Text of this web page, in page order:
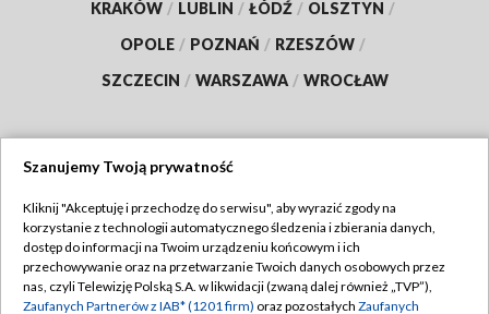
KRAKÓW / LUBLIN / ŁÓDŹ / OLSZTYN /
OPOLE / POZNAŃ / RZESZÓW /
SZCZECIN / WARSZAWA / WROCŁAW
TVP
Abonament TVP
Emisja w TVP
Regulamin TVP
Polityka prywatności
Szanujemy Twoją prywatność
Kliknij "Akceptuję i przechodzę do serwisu", aby wyrazić zgody na
korzystanie z technologii automatycznego śledzenia i zbierania danych,
dostęp do informacji na Twoim urządzeniu końcowym i ich
przechowywanie oraz na przetwarzanie Twoich danych osobowych przez
nas, czyli Telewizję Polską S.A. w likwidacji (zwaną dalej również „TVP”),
Zaufanych Partnerów z IAB* (1201 firm) oraz pozostałych Zaufanych